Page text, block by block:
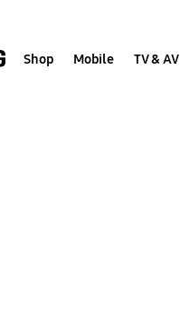
Shop Mobile TV & AV